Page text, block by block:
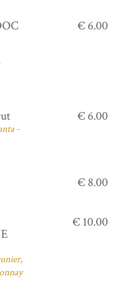
€ 6.00
-
€ 6.00
€ 8.00
€ 10.00